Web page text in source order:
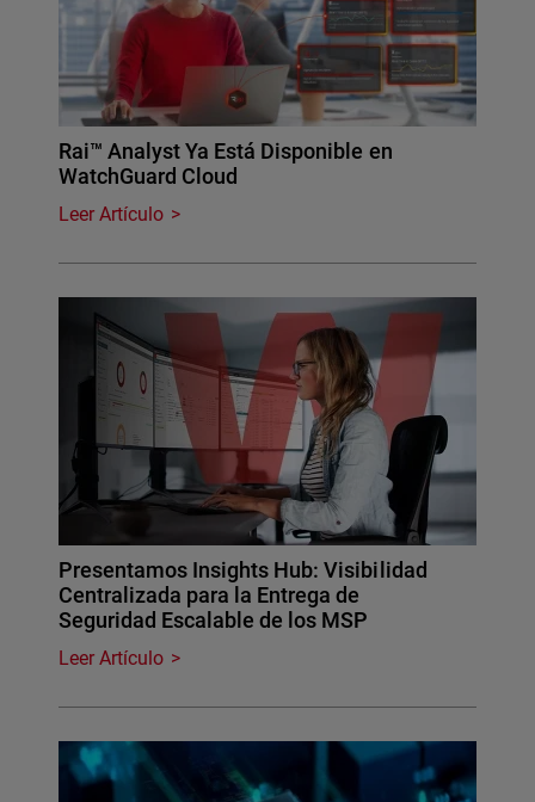
Rai™ Analyst Ya Está Disponible en
WatchGuard Cloud
Leer Artículo
Presentamos Insights Hub: Visibilidad
Centralizada para la Entrega de
Seguridad Escalable de los MSP
Leer Artículo